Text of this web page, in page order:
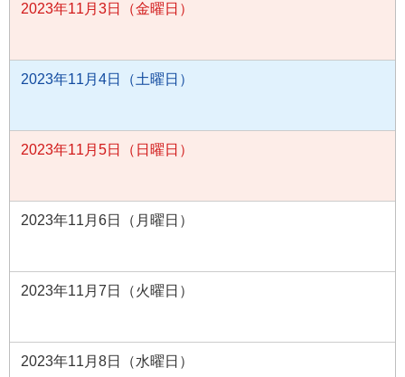
2023年11月3日（金曜日）
2023年11月4日（土曜日）
2023年11月5日（日曜日）
2023年11月6日（月曜日）
2023年11月7日（火曜日）
2023年11月8日（水曜日）